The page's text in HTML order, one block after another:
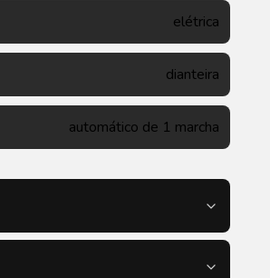
elétrica
dianteira
automático de 1 marcha
130 km/h